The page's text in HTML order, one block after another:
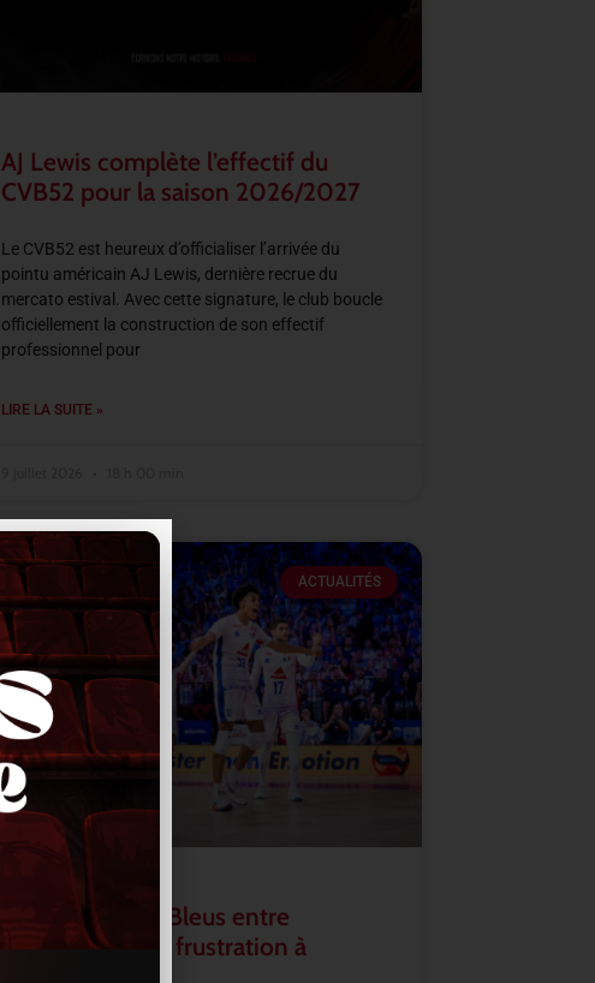
AJ Lewis complète l’effectif du
CVB52 pour la saison 2026/2027
Le CVB52 est heureux d’officialiser l’arrivée du
pointu américain AJ Lewis, dernière recrue du
mercato estival. Avec cette signature, le club boucle
officiellement la construction de son effectif
professionnel pour
LIRE LA SUITE »
ACTUALITÉS
VNL 2026 : les Bleus entre
confirmation et frustration à